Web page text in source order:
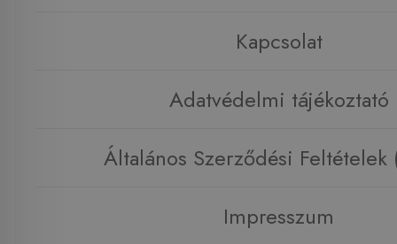
Kapcsolat
Adatvédelmi tájékoztató
Általános Szerződési Feltételek
Impresszum